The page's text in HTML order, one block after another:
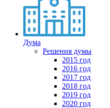
Дума
Решения думы
2015 год
2016 год
2017 год
2018 год
2019 год
2020 год